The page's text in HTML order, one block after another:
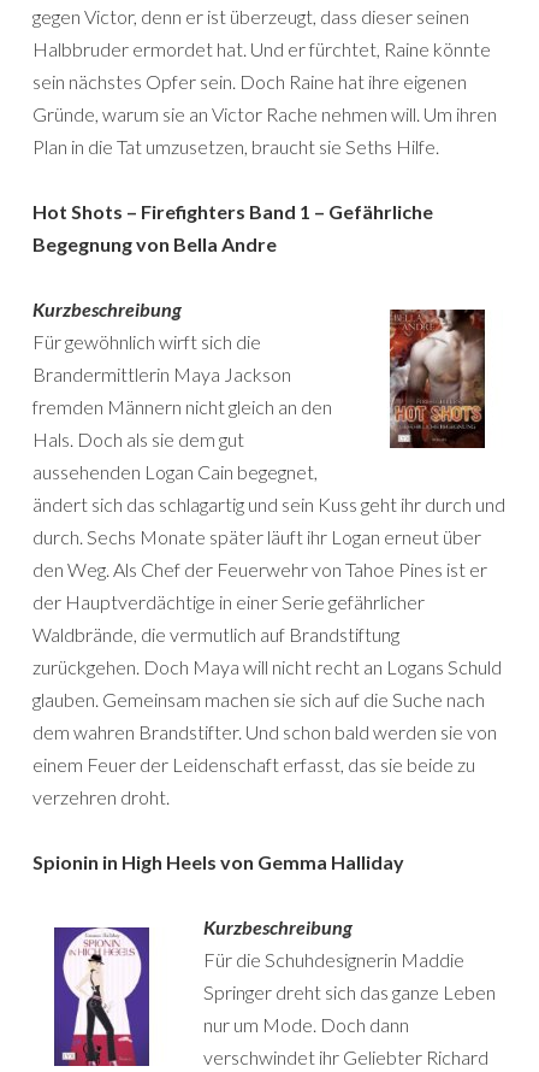
gegen Victor, denn er ist überzeugt, dass dieser seinen
Halbbruder ermordet hat. Und er fürchtet, Raine könnte
sein nächstes Opfer sein. Doch Raine hat ihre eigenen
Gründe, warum sie an Victor Rache nehmen will. Um ihren
Plan in die Tat umzusetzen, braucht sie Seths Hilfe.
Hot Shots – Firefighters Band 1 – Gefährliche
Begegnung von Bella Andre
Kurzbeschreibung
Für gewöhnlich wirft sich die
Brandermittlerin Maya Jackson
fremden Männern nicht gleich an den
Hals. Doch als sie dem gut
aussehenden Logan Cain begegnet,
ändert sich das schlagartig und sein Kuss geht ihr durch und
durch. Sechs Monate später läuft ihr Logan erneut über
den Weg. Als Chef der Feuerwehr von Tahoe Pines ist er
der Hauptverdächtige in einer Serie gefährlicher
Waldbrände, die vermutlich auf Brandstiftung
zurückgehen. Doch Maya will nicht recht an Logans Schuld
glauben. Gemeinsam machen sie sich auf die Suche nach
dem wahren Brandstifter. Und schon bald werden sie von
einem Feuer der Leidenschaft erfasst, das sie beide zu
verzehren droht.
Spionin in High Heels von Gemma Halliday
Kurzbeschreibung
Für die Schuhdesignerin Maddie
Springer dreht sich das ganze Leben
nur um Mode. Doch dann
verschwindet ihr Geliebter Richard